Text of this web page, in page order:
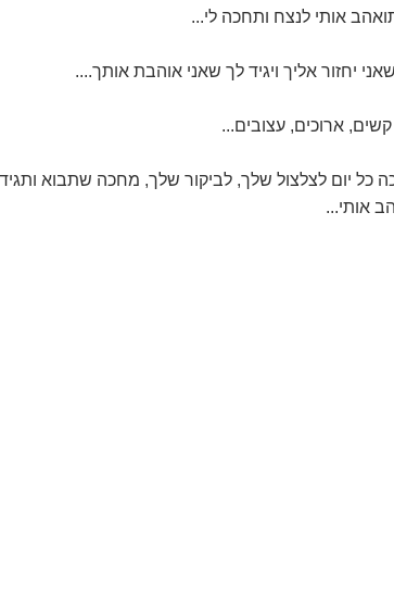
אותי לנצח ותחכה לי...
יחזור אליך ויגיד לך שאני אוהבת אותך....
אותי...